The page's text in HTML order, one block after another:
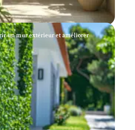
un mur extérieur et améliorer